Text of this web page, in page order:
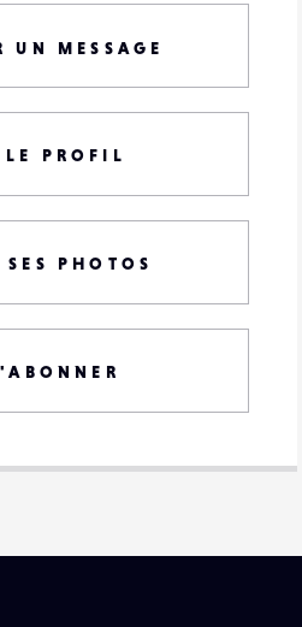
UN MESSAGE
PROFIL
SES PHOTOS